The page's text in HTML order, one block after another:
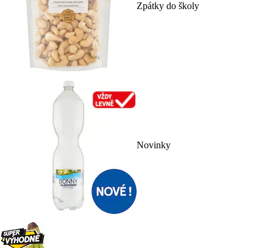
Zpátky do školy
Novinky